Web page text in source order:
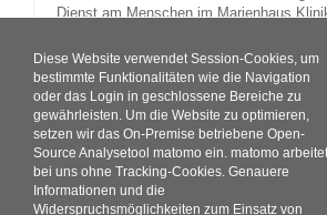
Dienst am Menschen im Marienhaus
Region: Rheinland-Pfalz PLZ:56564 Ort:
Branche:
Klinik Position: Oberarzt online
... zum
Diese Website verwendet Session-Cookies, um
bestimmte Funktionalitäten wie die Navigation
oder das Login in geschlossene Bereiche zu
gewährleisten. Um die Website zu optimieren,
setzen wir das On-Premise betriebene Open-
Source Analysetool matomo ein. matomo arbeitet
bei uns ohne Tracking-Cookies. Genauere
Informationen und die
Widerspruchsmöglichkeiten zum Einsatz von